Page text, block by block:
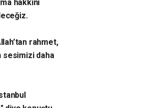
hakkını
rahmet,
sesimizi daha